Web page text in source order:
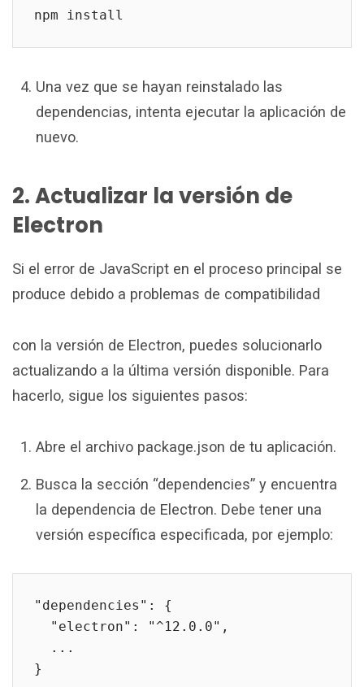
npm install
Una vez que se hayan reinstalado las
dependencias, intenta ejecutar la aplicación de
nuevo.
2. Actualizar la versión de
Electron
Si el error de JavaScript en el proceso principal se
produce debido a problemas de compatibilidad
con la versión de Electron, puedes solucionarlo
actualizando a la última versión disponible. Para
hacerlo, sigue los siguientes pasos:
Abre el archivo package.json de tu aplicación.
Busca la sección “dependencies” y encuentra
la dependencia de Electron. Debe tener una
versión específica especificada, por ejemplo:
"dependencies": {
}